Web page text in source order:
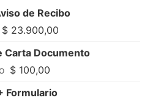
de Recibo
$ 23.900,00
Carta Documento
$ 100,00
Formulario